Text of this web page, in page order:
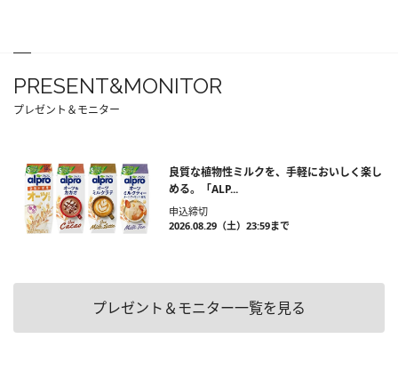
PRESENT&MONITOR
プレゼント＆モニター
良質な植物性ミルクを、手軽においしく楽し
める。「ALP...
申込締切
2026.08.29（土）23:59まで
プレゼント＆モニター一覧を見る